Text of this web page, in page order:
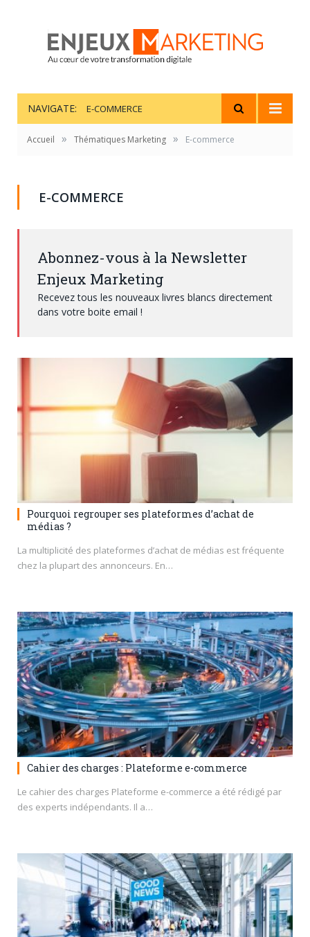
NAVIGATE: E-COMMERCE
Accueil » Thématiques Marketing » E-commerce
E-COMMERCE
Abonnez-vous à la Newsletter
Enjeux Marketing
Recevez tous les nouveaux livres blancs directement
dans votre boite email !
Pourquoi regrouper ses plateformes d’achat de
médias ?
La multiplicité des plateformes d’achat de médias est fréquente
chez la plupart des annonceurs. En…
Cahier des charges : Plateforme e-commerce
Le cahier des charges Plateforme e-commerce a été rédigé par
des experts indépendants. Il a…